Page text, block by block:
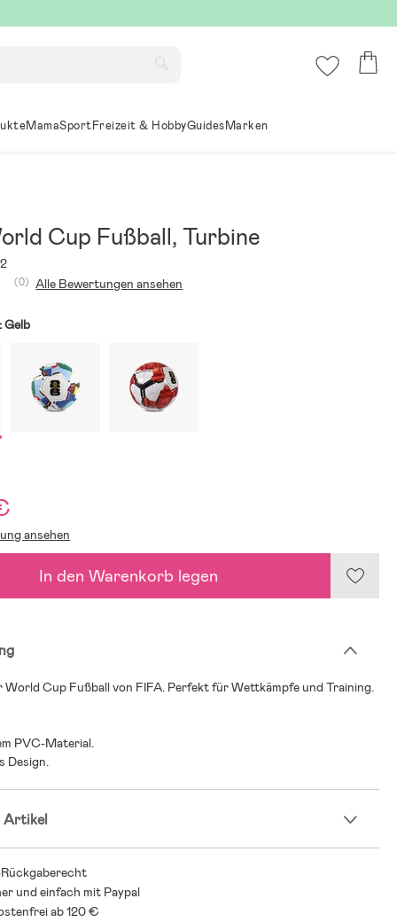
MamaSportFreizeit & HobbyGuidesMarken
Cup Fußball, Turbine
(0) Alle Bewertungen ansehen
Gelb
ansehen
In den Warenkorb legen
Cup Fußball von FIFA. Perfekt für Wettkämpfe und Training.
PVC-Material.
Design.
Artikel
und einfach mit Paypal
ab 120 €